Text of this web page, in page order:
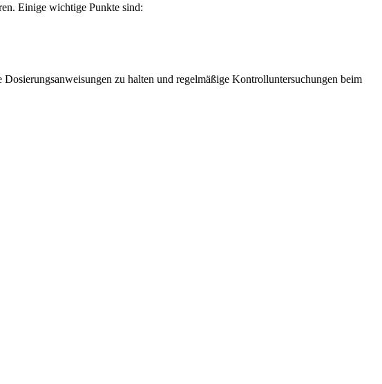
Einige wichtige Punkte sind:
zu halten und regelmäßige Kontrolluntersuchungen beim